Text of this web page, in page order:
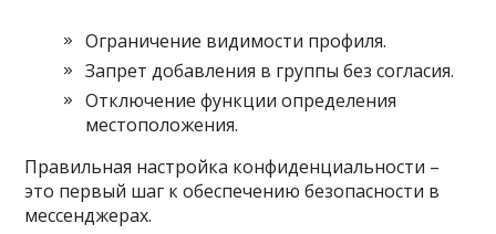
Ограничение видимости профиля.
Запрет добавления в группы без согласия.
Отключение функции определения
местоположения.
Правильная настройка конфиденциальности –
это первый шаг к обеспечению безопасности в
мессенджерах.